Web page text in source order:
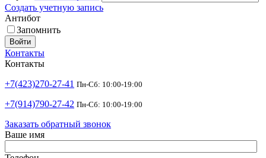
Создать учетную запись
Антибот
Запомнить
Войти
Контакты
Контакты
+7(423)270-27-41 Пн-Сб: 10:00-19:00
+7(914)790-27-42 Пн-Сб: 10:00-19:00
Заказать обратный звонок
Ваше имя